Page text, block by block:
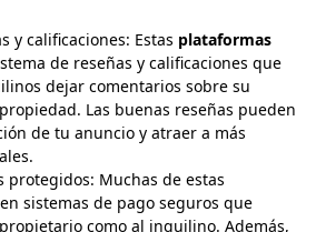
y calificaciones: Estas plataformas
de reseñas y calificaciones que
dejar comentarios sobre su
Las buenas reseñas pueden
de tu anuncio y atraer a más
protegidos: Muchas de estas
sistemas de pago seguros que
como al inquilino. Además,